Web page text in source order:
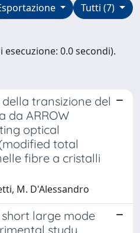
Tutti (7)
0.0 secondi).
transizione del
da ARROW
optical
total
fibre a cristalli
M. D'Alessandro
large mode
study